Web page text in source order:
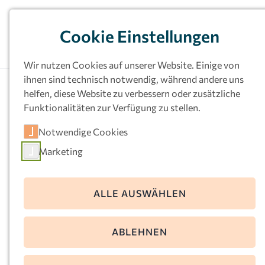
Unsere Kitas
Informationen zur Kita? Ort filtern und
gewünschte Kita anklicken.
Cookie Einstellungen
Wir nutzen Cookies auf unserer Website. Einige von
ihnen sind technisch notwendig, während andere uns
helfen, diese Website zu verbessern oder zusätzliche
Funktionalitäten zur Verfügung zu stellen.
Notwendige Cookies
Marketing
ALLE AUSWÄHLEN
ABLEHNEN